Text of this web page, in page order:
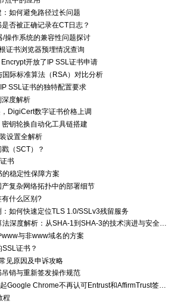
如何避免路径过长问题
否被正确记录在CT日志？
/操作系统的兼容性问题探讨
证书浏览器预埋情况查询
开放了IP SSL证书申请
际标准算法（RSA）对比分析
SSL证书的独特配置要求
度解析
DigiCert数字证书价格上调
钥轮换自动化工具链搭建
设置全解析
（SCT）？
书
稳定性保障方案
复杂网络拓扑中的部署细节
什么区别?
如何快速定位TLS 1.0/SSLv3残留服务
SSL证书SHA系列散列算法深度解析：从SHA-1到SHA-3的技术演进与安全特性
与非www域名的方案
证书？
见原因及申诉攻略
销与重新签发操作规范
注意！2024年10月31日起Google Chrome不再认可Entrust和AffirmTrust签发的TLS证书
程